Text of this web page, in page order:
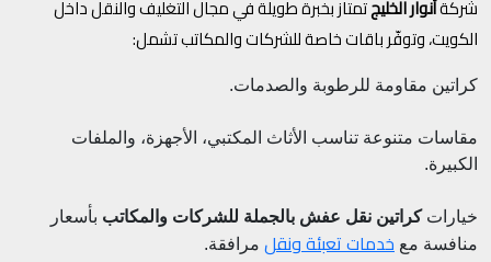
شركةأنوار الخليجتمتاز بخبرة طويلة في مجال التغليف والنقل داخل
الكويت، وتوفّر باقات خاصة للشركات والمكاتب تشمل:
كراتين مقاومة للرطوبة والصدمات.
مقاسات متنوعة تناسب الأثاث المكتبي، الأجهزة، والملفات
الكبيرة.
خياراتكراتين نقل عفش بالجملة للشركات والمكاتب بأسعار
منافسة مع خدمات تعبئة ونقل مرافقة.